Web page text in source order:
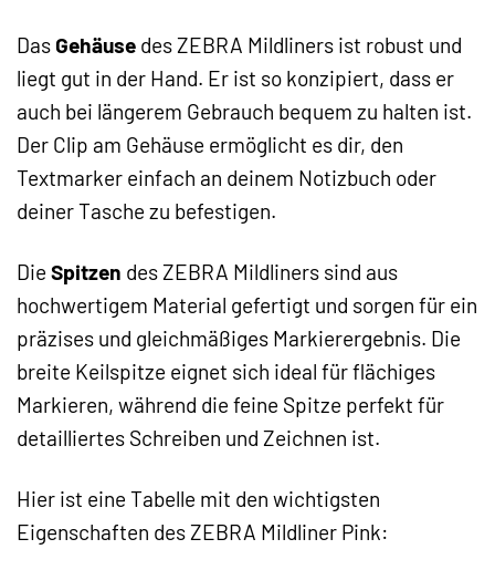
DasGehäuse des ZEBRA Mildliners ist robust und
liegt gut in der Hand. Er ist so konzipiert, dass er
auch bei längerem Gebrauch bequem zu halten ist.
Der Clip am Gehäuse ermöglicht es dir, den
Textmarker einfach an deinem Notizbuch oder
deiner Tasche zu befestigen.
Die Spitzen des ZEBRA Mildliners sind aus
hochwertigem Material gefertigt und sorgen für ein
präzises und gleichmäßiges Markierergebnis. Die
breite Keilspitze eignet sich ideal für flächiges
Markieren, während die feine Spitze perfekt für
detailliertes Schreiben und Zeichnen ist.
Hier ist eine Tabelle mit den wichtigsten
Eigenschaften des ZEBRA Mildliner Pink: